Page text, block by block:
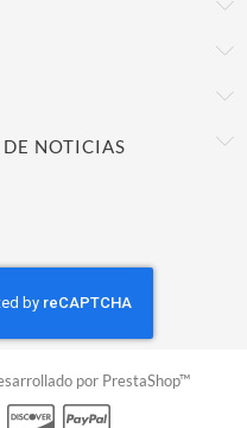
NOTICIAS
por PrestaShop™